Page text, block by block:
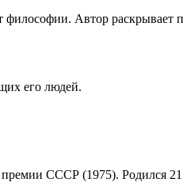
Автор раскрывает
его людей.
СССР (1975). Родился